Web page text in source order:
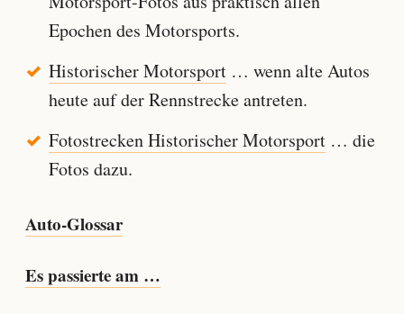
Epochen des Motorsports.
Historischer Motorsport… wenn alte Autos
heute auf der Rennstrecke antreten.
Fotostrecken Historischer Motorsport… die
Fotos dazu.
Auto-Glossar
Es passierte am …